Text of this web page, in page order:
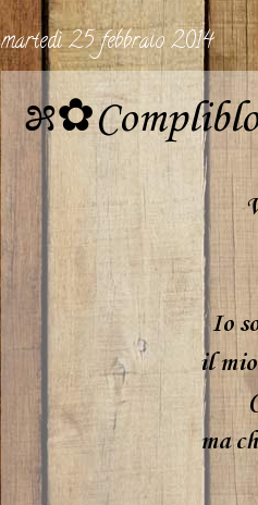
martedì 25 febbraio 2014
Io
il
ma